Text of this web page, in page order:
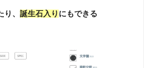
り、 誕生石入り にもできる